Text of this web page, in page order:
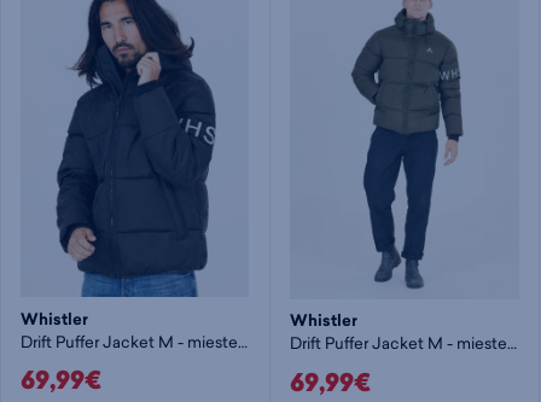
Whistler
Drift Puffer Jacket M - miesten toppatakki
69,99€
Whistler
Drift Puffer Jacket M - miesten toppatakki
69,99€